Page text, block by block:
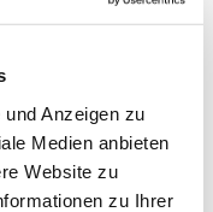
Anzeigen zu
Medien anbieten
Website zu
zu Ihrer